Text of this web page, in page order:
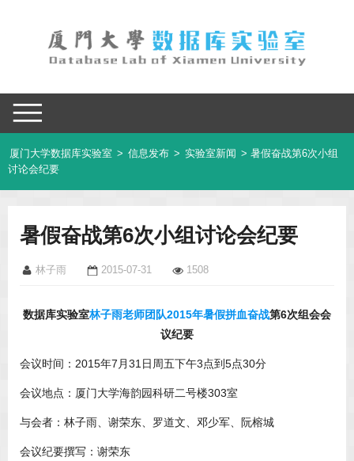
厦门大学数据库实验室 > 信息发布 > 实验室新闻 > 暑假奋战第6次小组
讨论会纪要
暑假奋战第6次小组讨论会纪要
林子雨 2015-07-31 1508
数据库实验室林子雨老师团队2015年暑假拼血奋战第6次组会会
议纪要
会议时间：2015年7月31日周五下午3点到5点30分
会议地点：厦门大学海韵园科研二号楼303室
与会者：林子雨、谢荣东、罗道文、邓少军、阮榕城
会议纪要撰写：谢荣东